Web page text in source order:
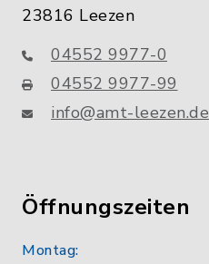
23816 Leezen
04552 9977-0
04552 9977-99
info@amt-leezen.de
Öffnungszeiten
Montag: